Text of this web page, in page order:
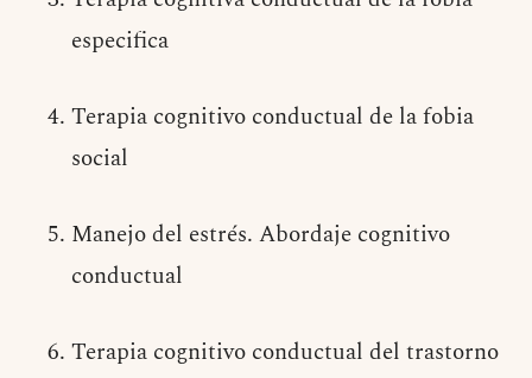
especifica
Terapia cognitivo conductual de la fobia
social
Manejo del estrés. Abordaje cognitivo
conductual
Terapia cognitivo conductual del trastorno